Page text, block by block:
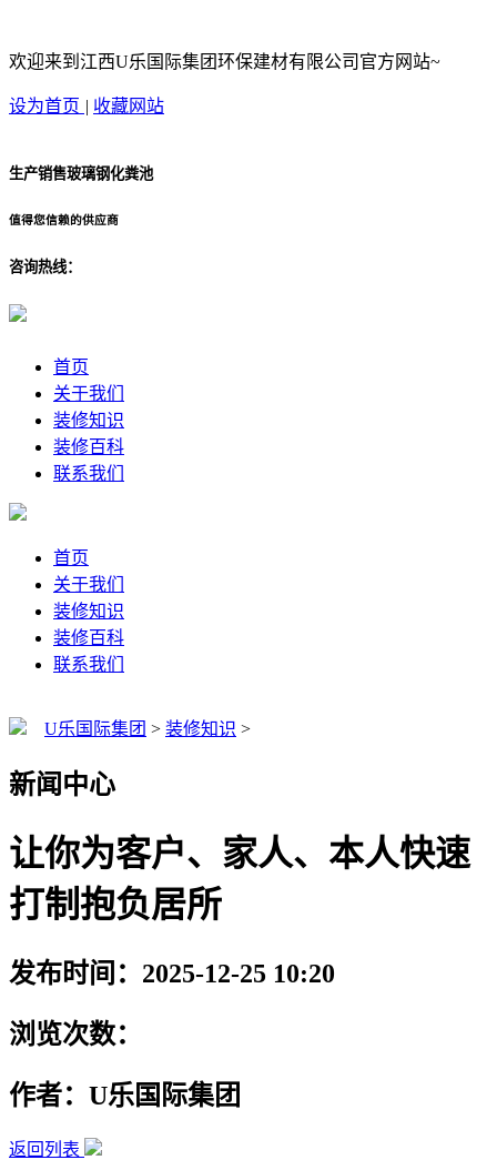
欢迎来到江西U乐国际集团环保建材有限公司官方网站~
设为首页 | 收藏网站
生产销售玻璃钢化粪池
值得您信赖的供应商
咨询热线：
首页
关于我们
装修知识
装修百科
联系我们
首页
关于我们
装修知识
装修百科
联系我们
U乐国际集团 > 装修知识 >
新闻中心
让你为客户、家人、本人快速
打制抱负居所
发布时间：2025-12-25 10:20
浏览次数：
作者：U乐国际集团
返回列表